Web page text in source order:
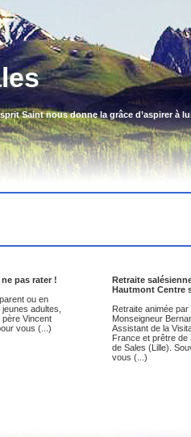
Saint nous donne la grâce d’aspirer à
pas rater !
ou en
adultes,
père Vincent
vous (...)
Retraite
Hautmont Centre
Retraite animée par
Monseigneur
Assistant de la
France et prêtre de
de Sales (Lille).
vous (...)